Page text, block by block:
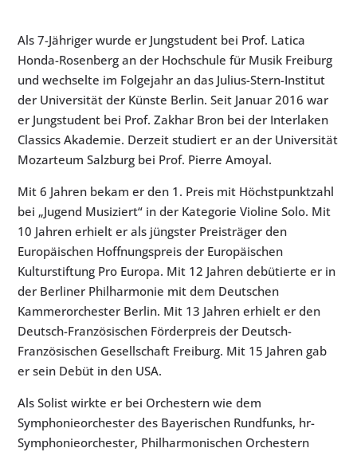
Als 7-Jähriger wurde er Jungstudent bei Prof. Latica
Honda-Rosenberg an der Hochschule für Musik Freiburg
und wechselte im Folgejahr an das Julius-Stern-Institut
der Universität der Künste Berlin. Seit Januar 2016 war
er Jungstudent bei Prof. Zakhar Bron bei der Interlaken
Classics Akademie. Derzeit studiert er an der Universität
Mozarteum Salzburg bei Prof. Pierre Amoyal.
Mit 6 Jahren bekam er den 1. Preis mit Höchstpunktzahl
bei „Jugend Musiziert“ in der Kategorie Violine Solo. Mit
10 Jahren erhielt er als jüngster Preisträger den
Europäischen Hoffnungspreis der Europäischen
Kulturstiftung Pro Europa. Mit 12 Jahren debütierte er in
der Berliner Philharmonie mit dem Deutschen
Kammerorchester Berlin. Mit 13 Jahren erhielt er den
Deutsch-Französischen Förderpreis der Deutsch-
Französischen Gesellschaft Freiburg. Mit 15 Jahren gab
er sein Debüt in den USA.
Als Solist wirkte er bei Orchestern wie dem
Symphonieorchester des Bayerischen Rundfunks, hr-
Symphonieorchester, Philharmonischen Orchestern